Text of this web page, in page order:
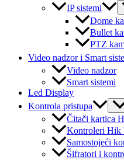
IP sistemi
Dome
Bullet
PTZ
Video nadzor i Smart
Video nadzor
Smart sistemi
Led Display
Kontrola pristupa
Čitači kartica
Kontroleri Hik
Samostojeći
Šifratori i